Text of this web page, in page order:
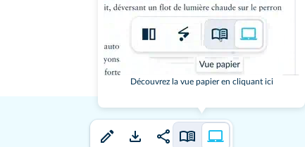
Découvrez la vue papier en cliquant ici